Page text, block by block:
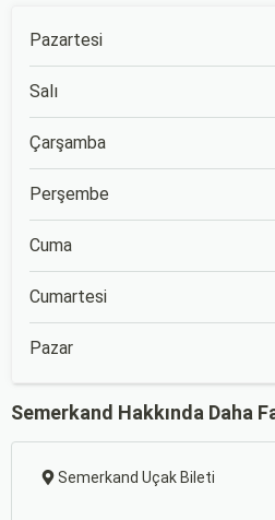
Pazartesi
Salı
Çarşamba
Perşembe
Cuma
Cumartesi
Pazar
Semerkand Hakkında Daha
Semerkand Uçak Bileti